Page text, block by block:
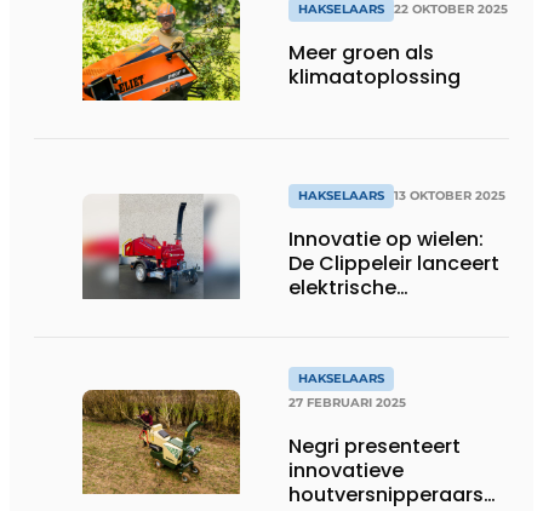
HAKSELAARS 22 OKTOBER 2025
Meer groen als
klimaatoplossing
HAKSELAARS 13 OKTOBER 2025
Innovatie op wielen:
De Clippeleir lanceert
elektrische
HAKSELAARS
27 FEBRUARI 2025
Negri presenteert
innovatieve
houtversnipperaars